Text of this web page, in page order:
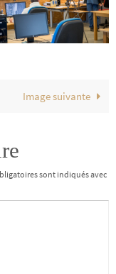
Image suivante
sont indiqués avec